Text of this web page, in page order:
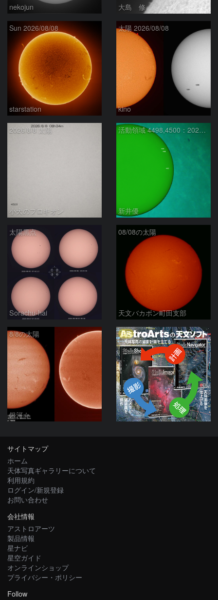
nekojun 大島 修
Sun 2026/08/08
starstation
太陽 2026/08/08
kino
2026/8/8 太陽
小犬のプロキオン
活動領域 4498,4500：2026/08/08
新井優
太陽黒点
Sorachu-hai
08/08の太陽
天文バカボン町田支部
8/8の太陽
銀河☆
PR
サイトマップ
ホーム
天体写真ギャラリーについて
利用規約
ログイン/新規登録
お問い合わせ
会社情報
アストロアーツ
製品情報
星ナビ
星空ガイド
オンラインショップ
プライバシー・ポリシー
Follow